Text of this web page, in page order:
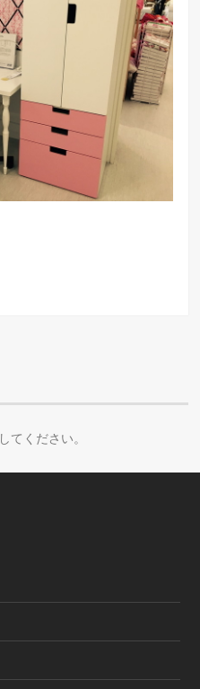
してください。